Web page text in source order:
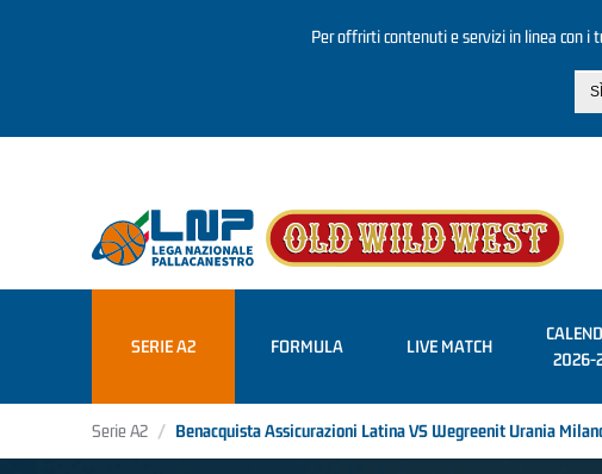
Per offrirti contenuti e servizi in linea con i
SERIE A2 FORMULA LIVE MATCH
2026-
Serie A2 Benacquista Assicurazioni Latina VS Wegreenit Urania